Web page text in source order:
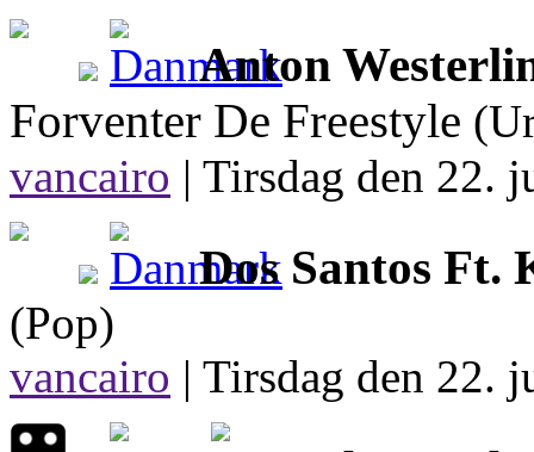
Anton
Forventer De Freestyle
vancairo | Tirsdag den 22.
Dos Santos Ft.
(Pop)
vancairo | Tirsdag den 22.